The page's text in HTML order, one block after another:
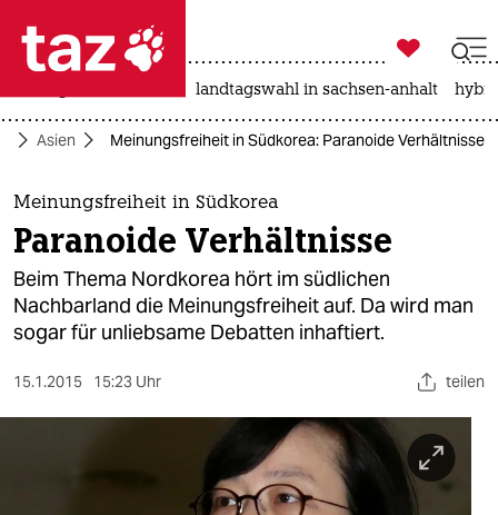
 taz zahl ich
taz zahl ich
themen
politik
öko
gesellschaft

taz zahl ich
landtagswahl in sachsen-anhalt
Asien Meinungsfreiheit in Südkorea: Paranoide Verhältnisse
Meinungsfreiheit in Südkorea
Paranoide Verhältnisse
Beim Thema Nordkorea hört im südlichen
Nachbarland die Meinungsfreiheit auf. Da wird man
sogar für unliebsame Debatten inhaftiert.
15.1.2015 15:23 Uhr teilen